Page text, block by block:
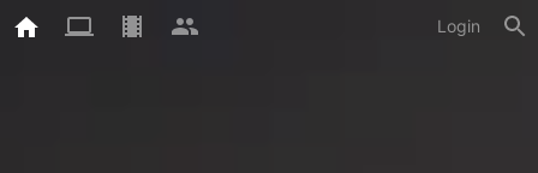
Login